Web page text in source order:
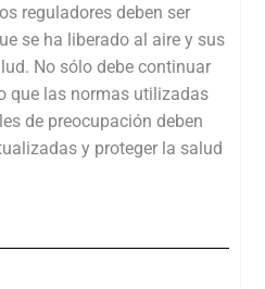
reguladores deben ser
se ha liberado al aire y sus
No sólo debe continuar
que las normas utilizadas
de preocupación deben
y proteger la salud